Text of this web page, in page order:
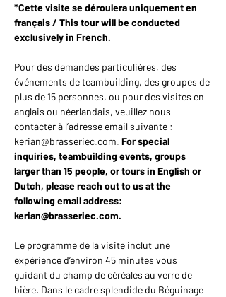
*Cette visite se déroulera uniquement en
français / This tour will be conducted
exclusively in French.
Pour des demandes particulières, des
événements de teambuilding, des groupes de
plus de 15 personnes, ou pour des visites en
anglais ou néerlandais, veuillez nous
contacter à l’adresse email suivante :
kerian@brasseriec.com. For special
inquiries, teambuilding events, groups
larger than 15 people, or tours in English or
Dutch, please reach out to us at the
following email address:
kerian@brasseriec.com.
Le programme de la visite inclut une
expérience d’environ 45 minutes vous
guidant du champ de céréales au verre de
bière. Dans le cadre splendide du Béguinage